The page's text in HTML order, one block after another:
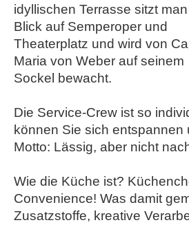
idyllischen Terrasse sitzt
Blick auf Semperoper und
Theaterplatz und wird von
Maria von Weber auf seinem
Sockel bewacht.
Die Service-Crew ist so
können Sie sich
Motto: Lässig, aber nicht
Wie die Küche ist?
Convenience! Was damit
Zusatzstoffe, kreative